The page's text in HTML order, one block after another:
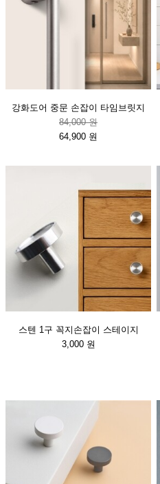
강화도어 중문 손잡이 타임브릿지
84,000 원
64,900 원
스텐 1구 꼭지손잡이 스테이지
3,000 원